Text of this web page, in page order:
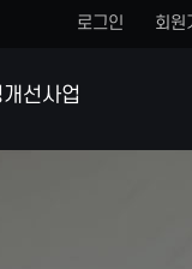
회원
로그인
선사업